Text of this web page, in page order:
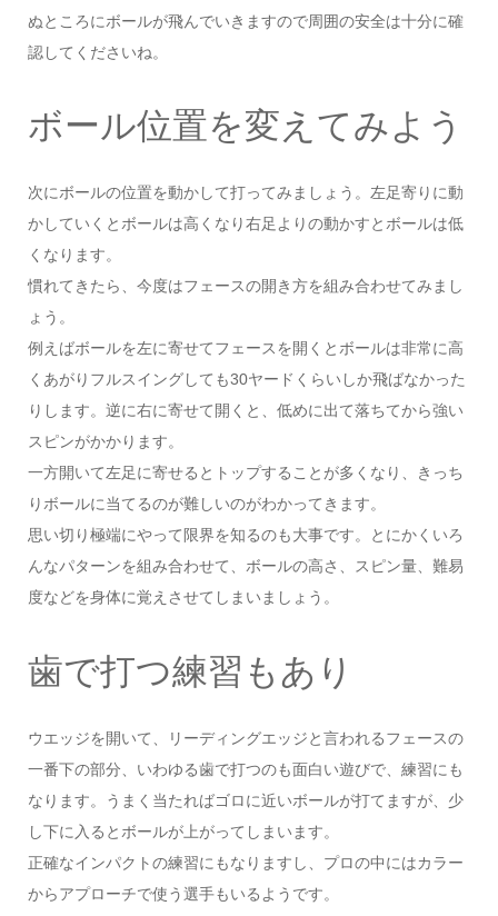
ぬところにボールが飛んでいきますので周囲の安全は十分に確
認してくださいね。
ボール位置を変えてみよう
次にボールの位置を動かして打ってみましょう。左足寄りに動
かしていくとボールは高くなり右足よりの動かすとボールは低
くなります。
慣れてきたら、今度はフェースの開き方を組み合わせてみまし
ょう。
例えばボールを左に寄せてフェースを開くとボールは非常に高
くあがりフルスイングしても30ヤードくらいしか飛ばなかった
りします。逆に右に寄せて開くと、低めに出て落ちてから強い
スピンがかかります。
一方開いて左足に寄せるとトップすることが多くなり、きっち
りボールに当てるのが難しいのがわかってきます。
思い切り極端にやって限界を知るのも大事です。とにかくいろ
んなパターンを組み合わせて、ボールの高さ、スピン量、難易
度などを身体に覚えさせてしまいましょう。
歯で打つ練習もあり
ウエッジを開いて、リーディングエッジと言われるフェースの
一番下の部分、いわゆる歯で打つのも面白い遊びで、練習にも
なります。うまく当たればゴロに近いボールが打てますが、少
し下に入るとボールが上がってしまいます。
正確なインパクトの練習にもなりますし、プロの中にはカラー
からアプローチで使う選手もいるようです。